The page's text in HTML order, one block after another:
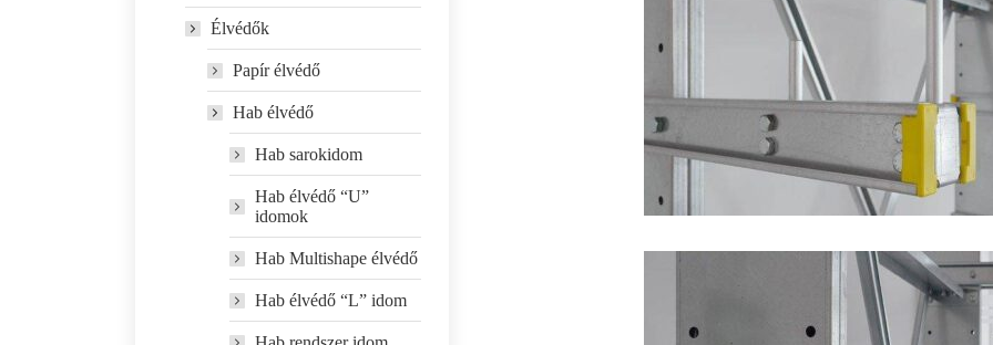
Élvédők
Papír élvédő
Hab élvédő
Hab sarokidom
Hab élvédő “U”
idomok
Hab Multishape élvédő
Hab élvédő “L” idom